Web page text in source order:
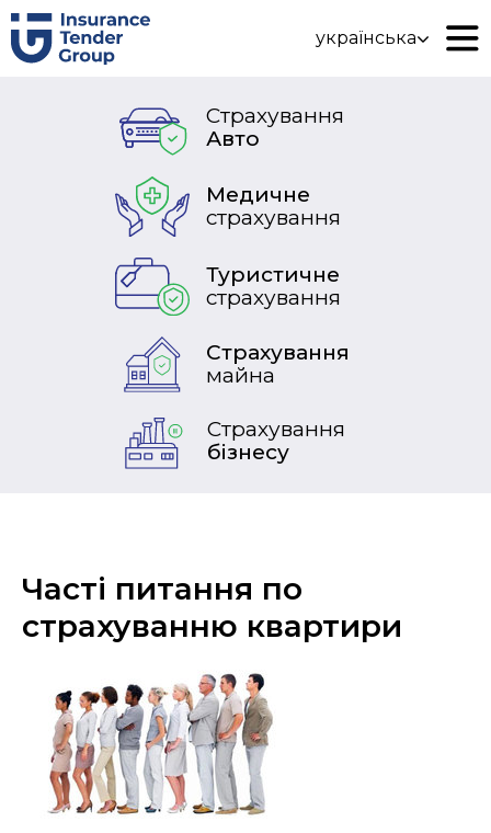
українська
Страхування
Авто
Туристичне
страхування
Страхування
бізнесу
Медичне
страхування
Страхування
майна
Часті питання по
страхуванню квартири